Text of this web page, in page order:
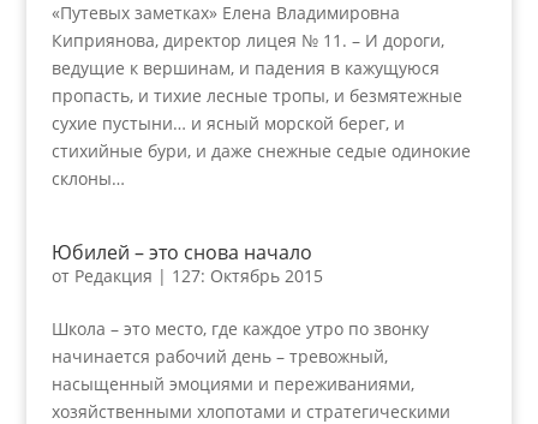
«Путевых заметках» Елена Владимировна
Киприянова, директор лицея № 11. – И дороги,
ведущие к вершинам, и падения в кажущуюся
пропасть, и тихие лесные тропы, и безмятежные
сухие пустыни… и ясный морской берег, и
стихийные бури, и даже снежные седые одинокие
склоны…
Юбилей – это снова начало
от Редакция | 127: Октябрь 2015
Школа – это место, где каждое утро по звонку
начинается рабочий день – тревожный,
насыщенный эмоциями и переживаниями,
хозяйственными хлопотами и стратегическими